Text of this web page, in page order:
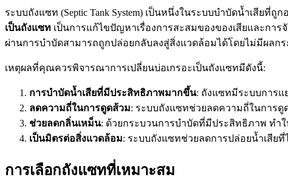
ระบบถังแซท (Septic Tank System) เป็นหนึ่งในระบบบำบัดน้ำเสีย
เป็นถังแซท เป็นการแก้ไขปัญหาเรื่องการสะสมของของเสียและกา
ผ่านการบำบัดสามารถถูกปล่อยกลับลงสู่สิ่งแวดล้อมได้โดยไม่มีผลก
เหตุผลที่คุณควรพิจารณาการเปลี่ยนบ่อเกรอะเป็นถังแซทมีดังนี้:
การบำบัดน้ำเสียที่มีประสิทธิภาพมากขึ้น: ถังแซทมีระบบการ
ลดความถี่ในการดูดส้วม: ระบบถังแซทช่วยลดความถี่ในการดู
ช่วยลดกลิ่นเหม็น: ด้วยกระบวนการบำบัดที่มีประสิทธิภาพ ทำ
เป็นมิตรต่อสิ่งแวดล้อม: ระบบถังแซทช่วยลดการปล่อยน้ำเสีย
การเลือกถังแซทที่เหมาะสม